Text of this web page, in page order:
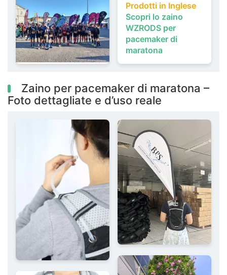
Prodotti in Inglese
Scopri lo zaino
WZRODS per
pacemaker di
maratona
Zaino per pacemaker di maratona –
Foto dettagliate e d’uso reale